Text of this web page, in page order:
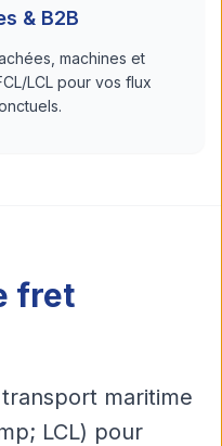
& B2B
machines et
LCL pour vos flux
fret
maritime
LCL) pour